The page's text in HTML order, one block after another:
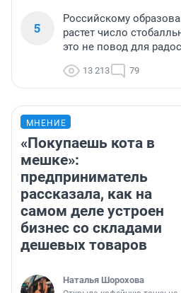
5
Российскому
растет число
это не повод для
13 213 79
МНЕНИЕ
«Покупаешь кота в
мешке»:
предприниматель
рассказала, как на
самом деле устроен
бизнес со складами
дешевых товаров
Наталья Шорохова